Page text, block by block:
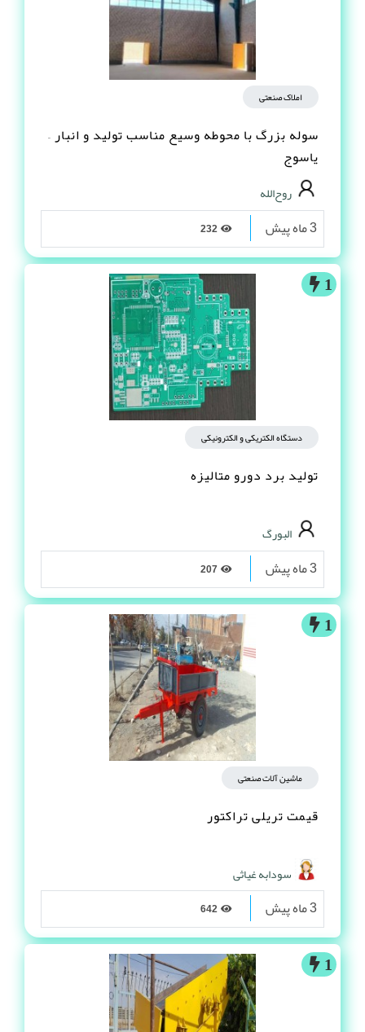
املاک صنعتی
سوله بزرگ با محوطه وسیع مناسب تولید و انبار –
یاسوج
روح‌الله
3 ماه پیش
1
دستگاه الکتریکی و الکترونیکی
تولید برد دورو متالیزه
البورگ
3 ماه پیش
1
ماشین آلات صنعتی
قیمت تریلی تراکتور
سودابه غیاثی
3 ماه پیش
1